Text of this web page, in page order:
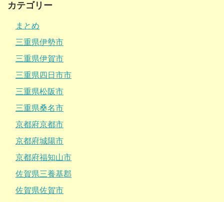
カテゴリー
まとめ
三重県伊勢市
三重県伊賀市
三重県四日市市
三重県松阪市
三重県桑名市
京都府京都市
京都府城陽市
京都府福知山市
佐賀県三養基郡
佐賀県佐賀市